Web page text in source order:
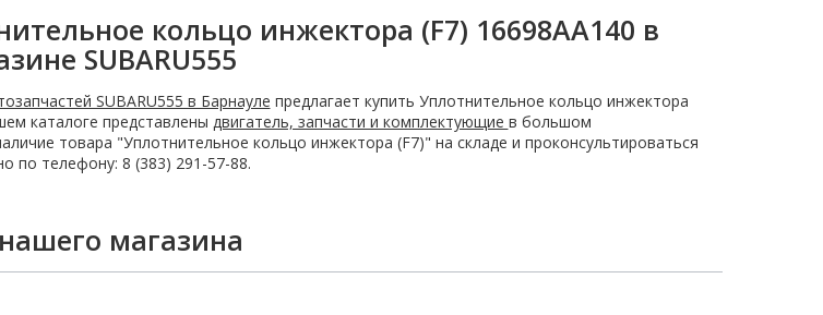
кольцо инжектора (F7) 16698AA140 в
SUBARU555
SUBARU555 в Барнауле предлагает купить Уплотнительное кольцо инжектора
каталоге представлены двигатель, запчасти и комплектующие в большом
товара "Уплотнительное кольцо инжектора (F7)" на складе и проконсультироваться
по телефону: 8 (383) 291-57-88.
магазина